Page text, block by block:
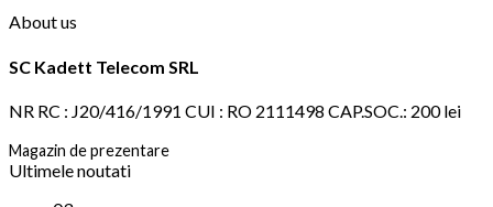
About us
SC Kadett Telecom SRL
NR RC : J20/416/1991 CUI : RO 2111498 CAP.SOC.: 200 lei
Magazin de prezentare
Ultimele noutati